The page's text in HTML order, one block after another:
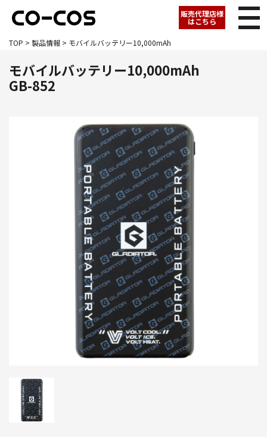
販売代理店様
はこちら
TOP > 製品情報 > モバイルバッテリー10,000mAh
モバイルバッテリー10,000mAh
GB-852